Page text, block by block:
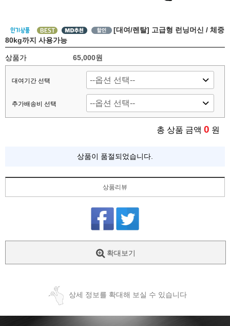
[대여/렌탈] 고급형 런닝머신 / 체중
80kg까지 사용가능
상품가 65,000원
대여기간 선택
추가배송비 선택
총 상품 금액 0 원
상품이 품절되었습니다.
상품리뷰
확대보기
상세 정보를 확대해 보실 수 있습니다